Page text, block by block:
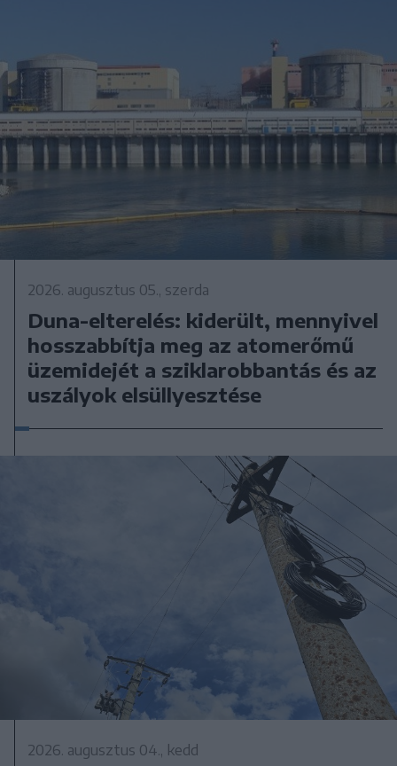
2026. augusztus 05., szerda
Duna-elterelés: kiderült, mennyivel
hosszabbítja meg az atomerőmű
üzemidejét a sziklarobbantás és az
uszályok elsüllyesztése
2026. augusztus 04., kedd